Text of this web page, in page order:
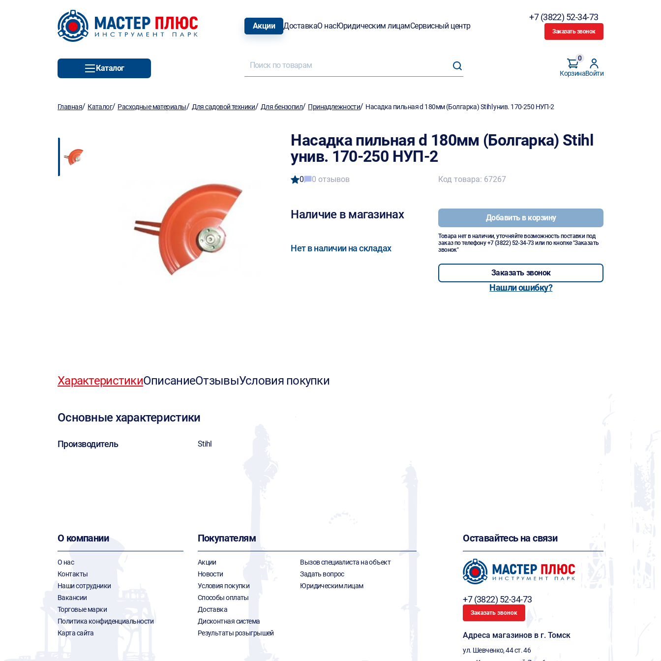
Акции ДоставкаО насЮридическим лицамСервисный центр
+7 (3822) 52-34-73
Заказать звонок
Каталог
Корзина
0
Войти
Главная/ Каталог/ Расходные материалы/ Для садовой техники/ Для бензопил/ Принадлежности/ Насадка пильная d 180мм (Болгарка) Stihl унив. 170-250 НУП-2
Насадка пильная d 180мм (Болгарка) Stihl
унив. 170-250 НУП-2
0 0 отзывов
Наличие в магазинах
Нет в наличии на складах
Код товара: 67267
Добавить в корзину
Товара нет в наличии, уточняйте возможность поставки под
заказ по телефону+7 (3822) 52-34-73 или по кнопке "Заказать
звонок"
Заказать звонок
Нашли ошибку?
ХарактеристикиОписаниеОтзывыУсловия покупки
Основные характеристики
Производитель Stihl
О компании
О нас
Контакты
Наши сотрудники
Вакансии
Торговые марки
Политика конфиденциальности
Карта сайта
Покупателям
Акции
Новости
Условия покупки
Способы оплаты
Доставка
Дисконтная система
Результаты розыгрышей
Вызов специалиста на объект
Задать вопрос
Юридическим лицам
Оставайтесь на связи
+7 (3822) 52-34-73
Заказать звонок
Адреса магазинов в г. Томск
ул. Шевченко, 44 ст. 46